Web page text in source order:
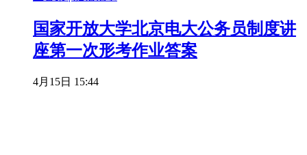
国家开放大学北京电大公务员制度讲
座第一次形考作业答案
4月15日 15:44